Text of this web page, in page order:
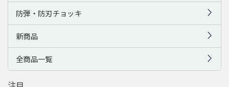
防弾・防刃チョッキ
新商品
全商品一覧